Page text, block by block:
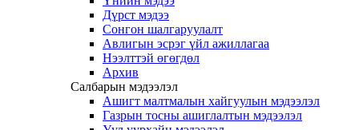
Дүрст мэдээ
Сонгон шалгаруулалт
Авлигын эсрэг үйл ажиллагаа
Нээлттэй өгөгдөл
Архив
Салбарын мэдээлэл
Ашигт малтмалын хайгуулын мэдээлэл
Газрын тосны ашиглалтын мэдээлэл